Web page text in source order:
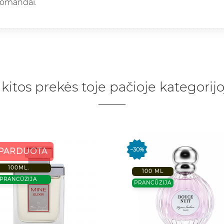
kitos prekės toje pačioje
100ML.
PRANCŪZIJA
−30%
100 ML
PRANCŪZIJA